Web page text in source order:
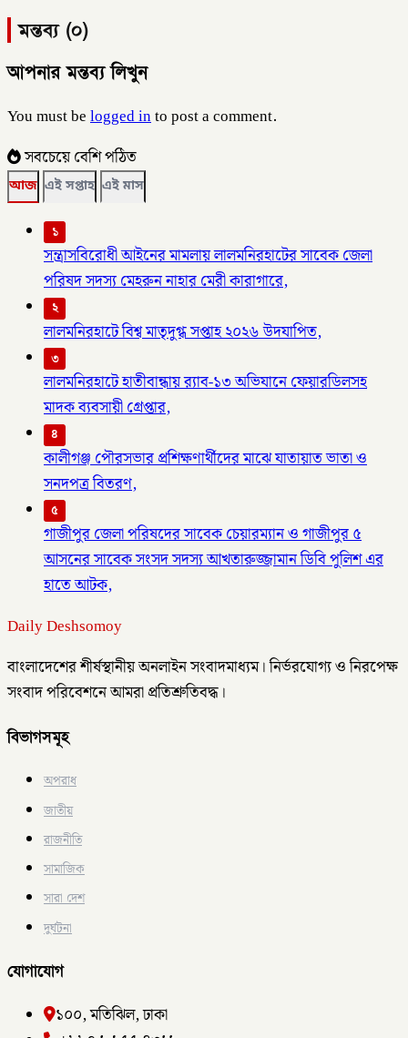
মন্তব্য (০)
আপনার মন্তব্য লিখুন
You must belogged into post a comment.
সবচেয়ে বেশি পঠিত
আজ এই সপ্তাহ এই মাস
১
সন্ত্রাসবিরোধী আইনের মামলায় লালমনিরহাটের সাবেক জেলা
পরিষদ সদস্য মেহরুন নাহার মেরী কারাগারে,
২
লালমনিরহাটে বিশ্ব মাতৃদুগ্ধ সপ্তাহ ২০২৬ উদযাপিত,
৩
লালমনিরহাটে হাতীবান্ধায় র‌্যাব-১৩ অভিযানে ফেয়ারডিলসহ
মাদক ব্যবসায়ী গ্রেপ্তার,
৪
কালীগঞ্জ পৌরসভার প্রশিক্ষণার্থীদের মাঝে যাতায়াত ভাতা ও
সনদপত্র বিতরণ,
৫
গাজীপুর জেলা পরিষদের সাবেক চেয়ারম্যান ও গাজীপুর ৫
আসনের সাবেক সংসদ সদস্য আখতারুজ্জামান ডিবি পুলিশ এর
হাতে আটক,
Daily Deshsomoy
বাংলাদেশের শীর্ষস্থানীয় অনলাইন সংবাদমাধ্যম। নির্ভরযোগ্য ও নিরপেক্ষ
সংবাদ পরিবেশনে আমরা প্রতিশ্রুতিবদ্ধ।
বিভাগসমূহ
অপরাধ
জাতীয়
রাজনীতি
সামাজিক
সারা দেশ
দুর্ঘটনা
যোগাযোগ
১০০, মতিঝিল, ঢাকা